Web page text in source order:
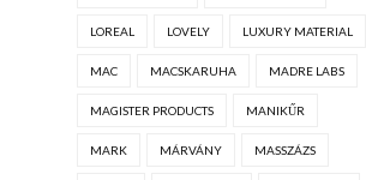
LOREAL LOVELY LUXURY MATERIAL
MAC MACSKARUHA MADRE LABS
MAGISTER PRODUCTS MANIKŰR
MARK MÁRVÁNY MASSZÁZS